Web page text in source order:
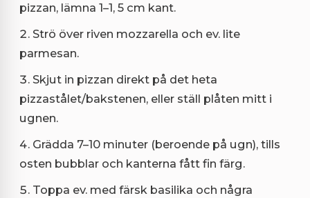
pizzan, lämna 1–1, 5 cm kant.
Strö över riven mozzarella och ev. lite
parmesan.
Skjut in pizzan direkt på det heta
pizzastålet/bakstenen, eller ställ plåten mitt i
ugnen.
Grädda 7–10 minuter (beroende på ugn), tills
osten bubblar och kanterna fått fin färg.
Toppa ev. med färsk basilika och några